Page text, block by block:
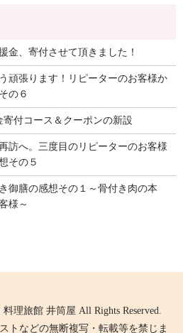
金、寄付させて頂きました！
頑張ります！リピーターのお客様か
の６
付コース＆クーポンの新設
訪へ。三度目のリピーターのお客様
その５
御膳の感想その１～骨付き肉の本
様～
理旅館 井筒屋 All Rights Reserved.
トなどの無断複写・転載等を禁じま